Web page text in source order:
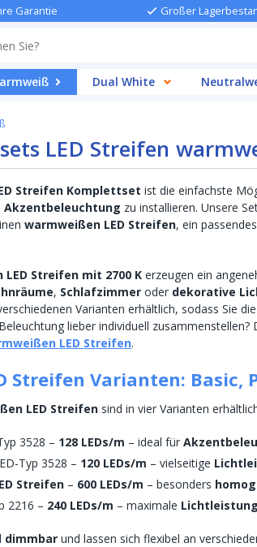
Garantie Großer
Dual White
LED Streifen
Streifen Komplettset ist die einfachste
zu installieren. Unsere
warmweißen LED Streifen, ein passendes
Streifen mit 2700 K erzeugen ein
, Schlafzimmer oder dekorative
Varianten erhältlich, sodass Sie die
lieber individuell zusammenstellen?
LED Streifen.
Streifen Varianten: Basic,
LED Streifen sind in vier Varianten
3528 – 128 LEDs/m – ideal für
Typ 3528 – 120 LEDs/m – vielseitige
Streifen – 600 LEDs/m – besonders
2216 – 240 LEDs/m – maximale Lichtleistung
dimmbar und lassen sich flexibel an